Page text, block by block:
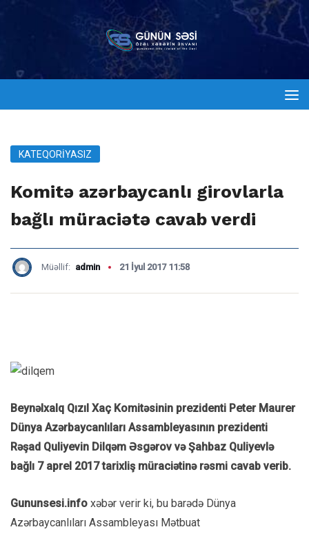
KATEQORIYASIZ
Komitə azərbaycanlı girovlarla
bağlı müraciətə cavab verdi
Müəllif: admin 21 İyul 2017 11:58
Beynəlxalq Qızıl Xaç Komitəsinin prezidenti Peter Maurer
Dünya Azərbaycanlıları Assambleyasının prezidenti
Rəşad Quliyevin Dilqəm Əsgərov və Şahbaz Quliyevlə
bağlı 7 aprel 2017 tarixliş müraciətinə rəsmi cavab verib.
Gununsesi.info xəbər verir ki, bu barədə Dünya
Azərbaycanlıları Assambleyası Mətbuat